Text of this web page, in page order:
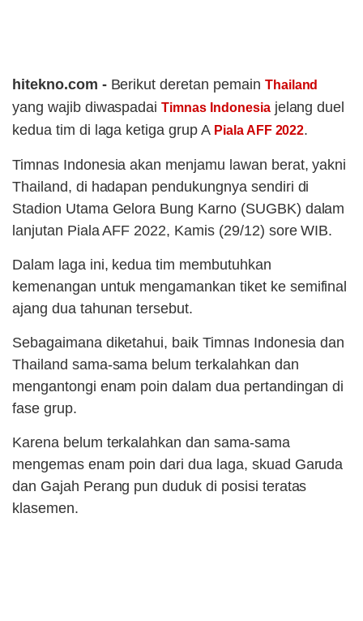
hitekno.com - Berikut deretan pemain Thailand
yang wajib diwaspadaiTimnas Indonesiajelang duel
kedua tim di laga ketiga grup A Piala AFF 2022.
Timnas Indonesia akan menjamu lawan berat, yakni
Thailand, di hadapan pendukungnya sendiri di
Stadion Utama Gelora Bung Karno (SUGBK) dalam
lanjutan Piala AFF 2022, Kamis (29/12) sore WIB.
Dalam laga ini, kedua tim membutuhkan
kemenangan untuk mengamankan tiket ke semifinal
ajang dua tahunan tersebut.
Sebagaimana diketahui, baik Timnas Indonesia dan
Thailand sama-sama belum terkalahkan dan
mengantongi enam poin dalam dua pertandingan di
fase grup.
Karena belum terkalahkan dan sama-sama
mengemas enam poin dari dua laga, skuad Garuda
dan Gajah Perang pun duduk di posisi teratas
klasemen.